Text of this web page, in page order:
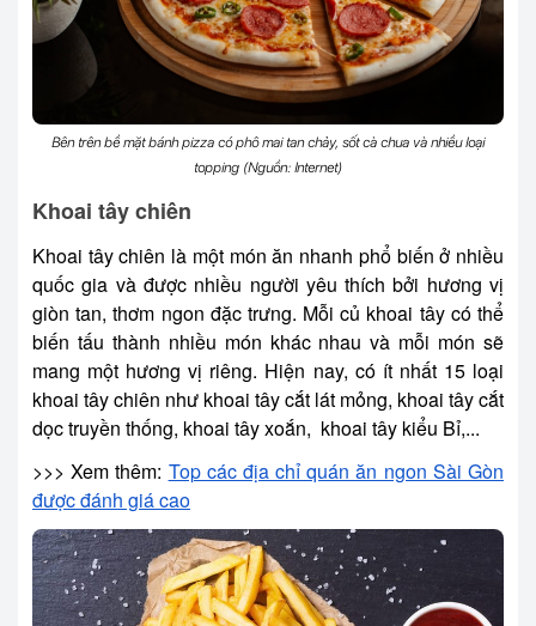
Bên trên bề mặt bánh pizza có phô mai tan chảy, sốt cà chua và nhiều loại
topping (Nguồn: Internet)
Khoai tây chiên
Khoai tây chiên là một món ăn nhanh phổ biến ở nhiều
quốc gia và được nhiều người yêu thích bởi hương vị
giòn tan, thơm ngon đặc trưng. Mỗi củ khoai tây có thể
biến tấu thành nhiều món khác nhau và mỗi món sẽ
mang một hương vị riêng. Hiện nay, có ít nhất 15 loại
khoai tây chiên như khoai tây cắt lát mỏng, khoai tây cắt
dọc truyền thống, khoai tây xoắn, khoai tây kiểu Bỉ,...
>>> Xem thêm: Top các địa chỉ quán ăn ngon Sài Gòn
được đánh giá cao